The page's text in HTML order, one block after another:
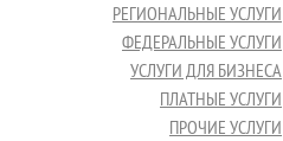
РЕГИОНАЛЬНЫЕ УСЛУГИ
ФЕДЕРАЛЬНЫЕ УСЛУГИ
УСЛУГИ ДЛЯ БИЗНЕСА
ПЛАТНЫЕ УСЛУГИ
ПРОЧИЕ УСЛУГИ